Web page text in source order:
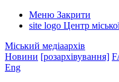
Меню Закрити
site logo Центр міської
Міський медіаархів
Новини [розархівування]
Eng